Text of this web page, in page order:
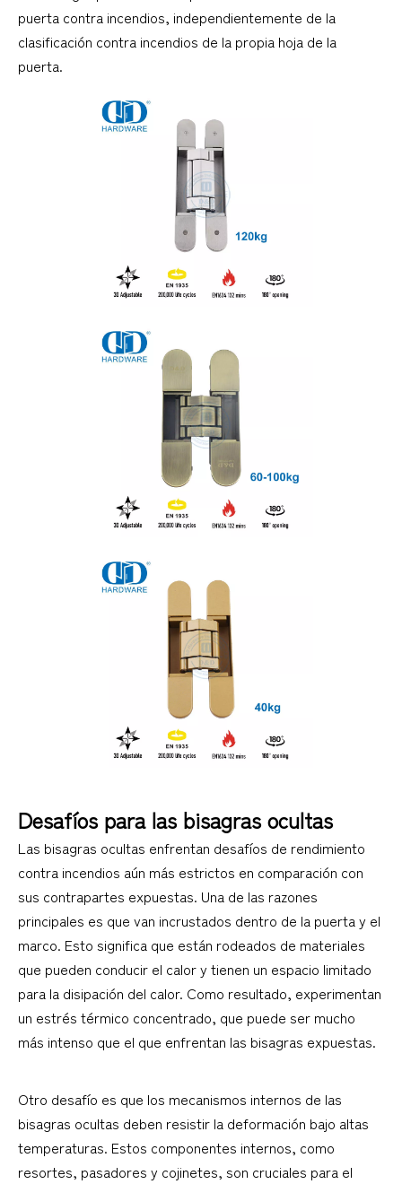
puerta contra incendios, independientemente de la
clasificación contra incendios de la propia hoja de la
puerta.
Desafíos para las bisagras ocultas
Las bisagras ocultas enfrentan desafíos de rendimiento
contra incendios aún más estrictos en comparación con
sus contrapartes expuestas. Una de las razones
principales es que van incrustados dentro de la puerta y el
marco. Esto significa que están rodeados de materiales
que pueden conducir el calor y tienen un espacio limitado
para la disipación del calor. Como resultado, experimentan
un estrés térmico concentrado, que puede ser mucho
más intenso que el que enfrentan las bisagras expuestas.
Otro desafío es que los mecanismos internos de las
bisagras ocultas deben resistir la deformación bajo altas
temperaturas. Estos componentes internos, como
resortes, pasadores y cojinetes, son cruciales para el